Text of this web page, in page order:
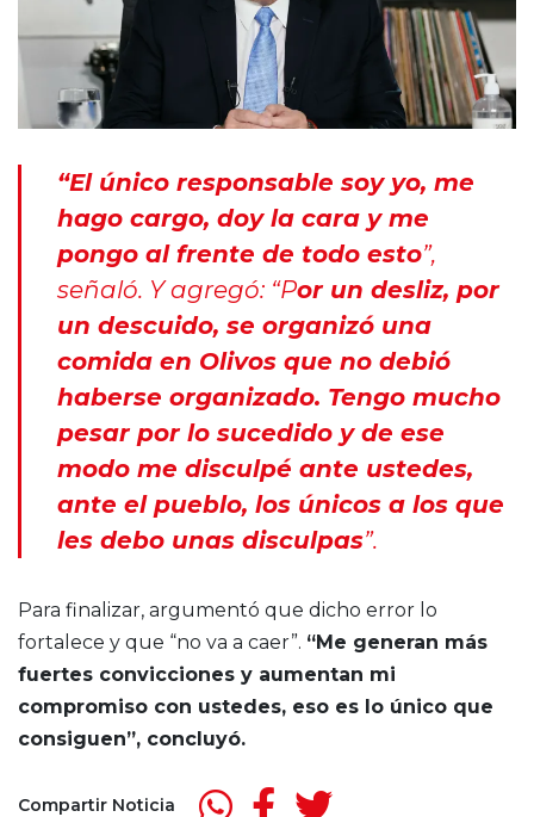
“El único responsable soy yo, me
hago cargo, doy la cara y me
pongo al frente de todo esto”,
señaló. Y agregó: “Por un desliz, por
un descuido, se organizó una
comida en Olivos que no debió
haberse organizado. Tengo mucho
pesar por lo sucedido y de ese
modo me disculpé ante ustedes,
ante el pueblo, los únicos a los que
les debo unas disculpas”.
Para finalizar, argumentó que dicho error lo
fortalece y que “no va a caer”. “Me generan más
fuertes convicciones y aumentan mi
compromiso con ustedes, eso es lo único que
consiguen”, concluyó.
Compartir Noticia